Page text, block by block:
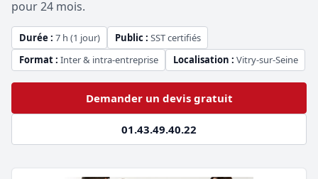
pour 24 mois.
Durée : 7 h (1 jour) Public : SST certifiés
Format : Inter & intra-entreprise Localisation : Vitry-sur-Seine
Demander un devis gratuit
01.43.49.40.22